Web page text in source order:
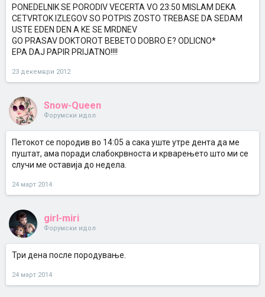
PONEDELNIK SE PORODIV VECERTA VO 23:50 MISLAM DEKA
CETVRTOK IZLEGOV SO POTPIS ZOSTO TREBASE DA SEDAM
USTE EDEN DEN A KE SE MRDNEV
GO PRASAV DOKTOROT BEBETO DOBRO E? ODLICNO*
EPA DAJ PAPIR PRIJATNO!!!!
23 декември 2012
Snow-Queen
Форумски идол
Петокот се породив во 14:05 а сака уште утре дента да ме
пуштат, ама поради слабокрвноста и крварењето што ми се
случи ме оставија до недела.
24 март 2014
girl-miri
Форумски идол
Три дена после породување.
24 март 2014